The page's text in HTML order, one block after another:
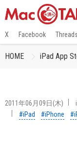
X Facebook Threads
HOME iPad App
2011年06月09日(木)
#iPad
#iPhone